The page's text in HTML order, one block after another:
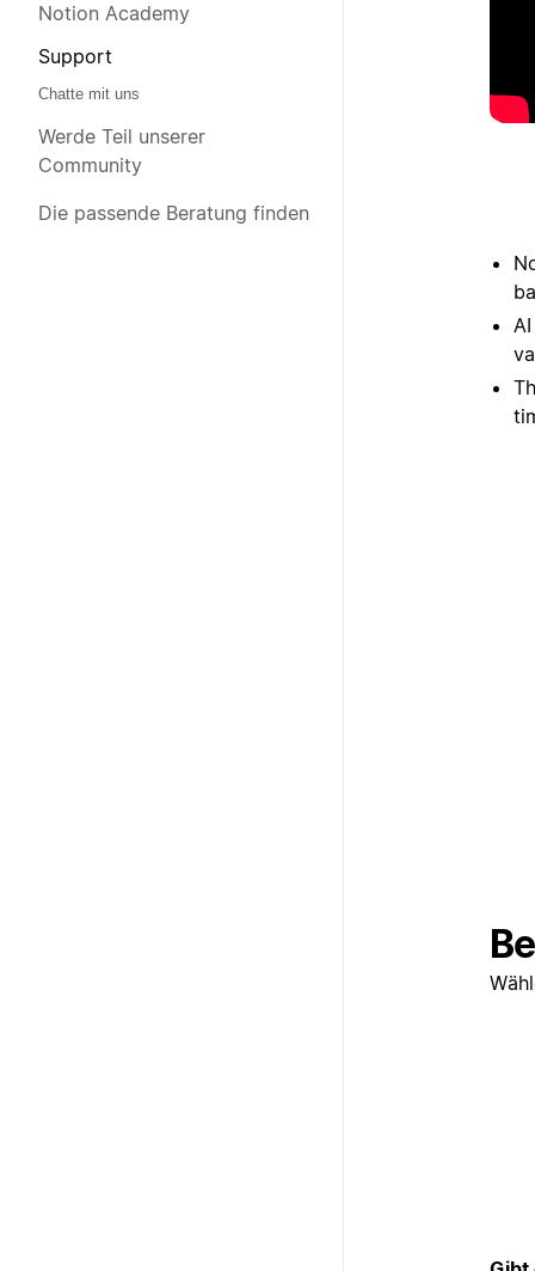
Notion Academy
Support
Chatte mit uns
Werde Teil unserer
Community
Die passende Beratung finden